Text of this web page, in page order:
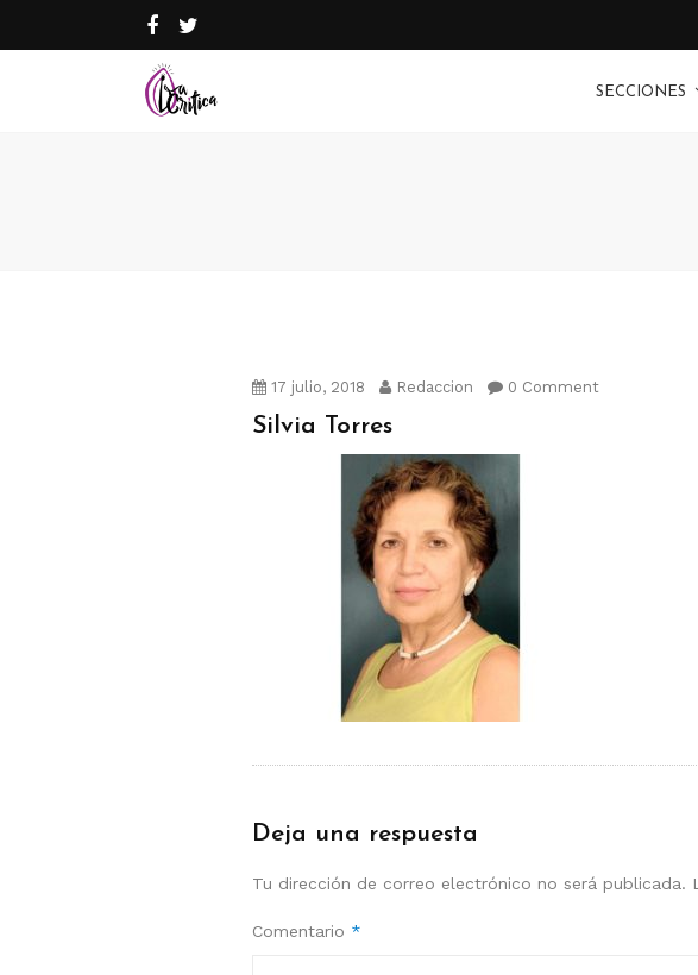
SECCIONES
17 julio, 2018 Redaccion 0 Comment
Silvia Torres
Deja una respuesta
Tu dirección de correo electrónico no será publicada.
Comentario *